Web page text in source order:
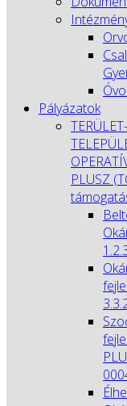
Pályázatok
PLUSZ